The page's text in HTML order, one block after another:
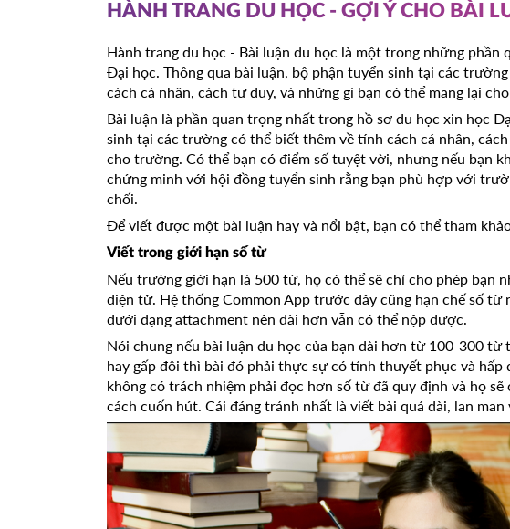
HÀNH TRANG DU HỌC - GỢI Ý CHO BÀI
Hành trang du học - Bài luận du học là một trong những
Đại học. Thông qua bài luận, bộ phận tuyển sinh tại các
cách cá nhân, cách tư duy, và những gì bạn có thể mang lại
Bài luận là phần quan trọng nhất trong hồ sơ du học xin học
sinh tại các trường có thể biết thêm về tính cách cá nhân,
cho trường. Có thể bạn có điểm số tuyệt vời, nhưng nếu bạn
chứng minh với hội đồng tuyển sinh rằng bạn phù hợp với
chối.
Để viết được một bài luận hay và nổi bật, bạn có thể tham
Viết trong giới hạn số từ
Nếu trường giới hạn là 500 từ, họ có thể sẽ chỉ cho phép bạn
điện tử. Hệ thống Common App trước đây cũng hạn chế số từ
dưới dạng attachment nên dài hơn vẫn có thể nộp được.
Nói chung nếu bài luận du học của bạn dài hơn từ 100-300 từ
hay gấp đôi thì bài đó phải thực sự có tính thuyết phục và hấp
không có trách nhiệm phải đọc hơn số từ đã quy định và họ
cách cuốn hút. Cái đáng tránh nhất là viết bài quá dài, lan